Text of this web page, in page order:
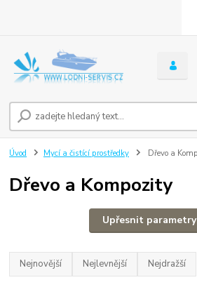
Úvod Mycí a čistící prostředky Dřevo a
Dřevo a Kompozity
Upřesnit parametry
Nejnovější Nejlevnější Nejdražší